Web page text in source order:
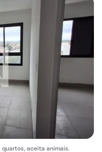
quartos, aceita animais.